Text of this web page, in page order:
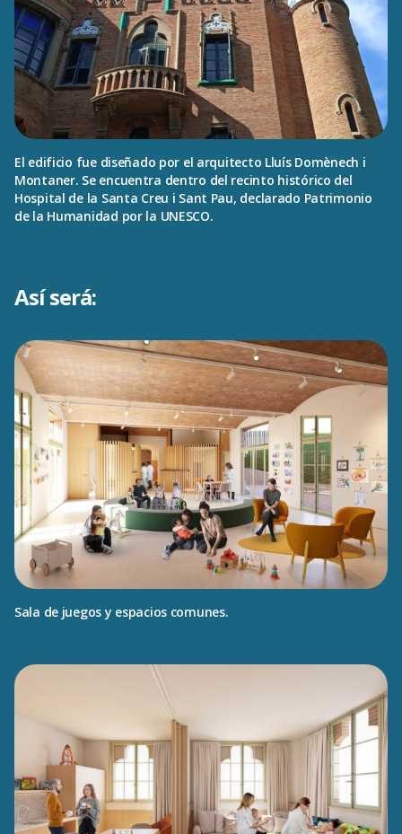
El edificio fue diseñado por el arquitecto Lluís Domènech i
Montaner. Se encuentra dentro del recinto histórico del
Hospital de la Santa Creu i Sant Pau, declarado Patrimonio
de la Humanidad por la UNESCO.
Así será:
Sala de juegos y espacios comunes.